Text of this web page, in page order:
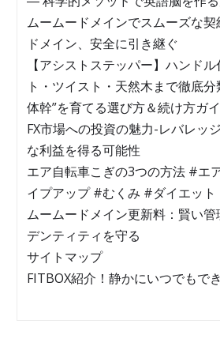
ムームードメインでスムーズな
ドメイン、安全に引き継ぐ
【アシストステッパー】ハンド
ト・ツイスト・天然木まで徹底
体幹”を育てる選び方＆続け方ガ
FX市場への投資の魅力-レバレッ
な利益を得る可能性
エア自転車こぎの3つの方法 #エ
イプアップ #むくみ #ダイエット
ムームードメイン更新料：賢い
デンティティを守る
サイトマップ
FITBOX紹介！静かにいつでもで